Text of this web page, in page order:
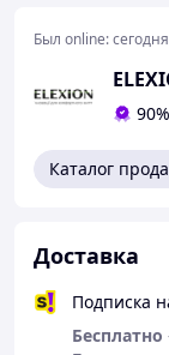
Регулировка
Батарея: 2800
Вид Микрофоны
Был online:сегодня
Каталог
Доставка
Подписка
Бесплатно